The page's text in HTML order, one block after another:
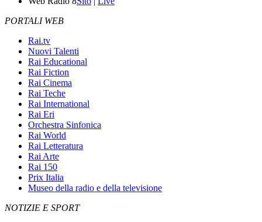
PORTALI WEB
Rai.tv
Nuovi Talenti
Rai Educational
Rai Fiction
Rai Cinema
Rai Teche
Rai International
Rai Eri
Orchestra Sinfonica
Rai World
Rai Letteratura
Rai Arte
Rai 150
Prix Italia
Museo della radio e della televisione
NOTIZIE E SPORT